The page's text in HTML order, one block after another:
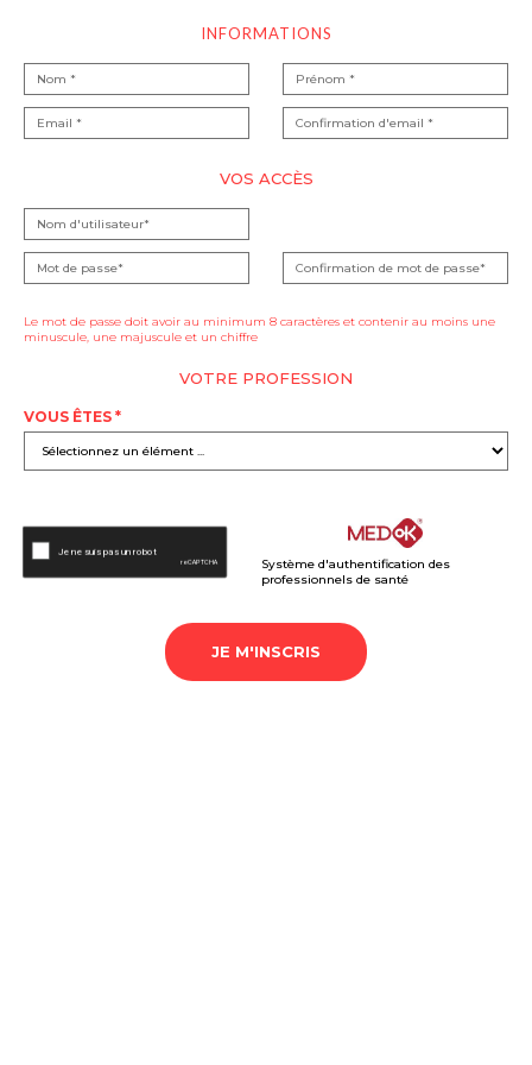
INFORMATIONS
VOS ACCÈS
Le mot de passe doit avoir au minimum 8 caractères et contenir au moins une
minuscule, une majuscule et un chiffre
VOTRE PROFESSION
VOUS ÊTES *
Système d'authentification des
professionnels de santé
JE M'INSCRIS